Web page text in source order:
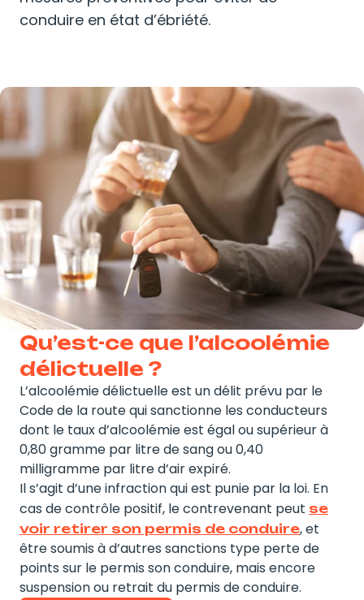
conduire en état d’ébriété.
Qu’est-ce que l’alcoolémie
délictuelle ?
L’alcoolémie délictuelle est un délit prévu par le
Code de la route qui sanctionne les conducteurs
dont le taux d’alcoolémie est égal ou supérieur à
0,80 gramme par litre de sang ou 0,40
milligramme par litre d’air expiré.
Il s’agit d’une infraction qui est punie par la loi. En
cas de contrôle positif, le contrevenant peut se
voir retirer son permis de conduire, et
être soumis à d’autres sanctions type perte de
points sur le permis son conduire, mais encore
suspension ou retrait du permis de conduire.